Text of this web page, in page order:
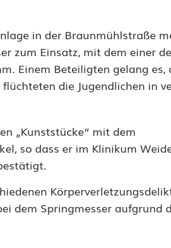
in der Braunmühlstraße
zum Einsatz, mit dem einer
Einem Beteiligten gelang es,
die Jugendlichen in
„Kunststücke“ mit dem
so dass er im Klinikum
dem Springmesser aufgrund